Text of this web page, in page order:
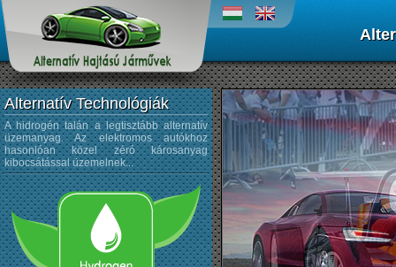
Alternatív Technológiák
A hidrogén talán a legtisztább alternatív
üzemanyag. Az elektromos autókhoz
hasonlóan közel zéró károsanyag
kibocsátással üzemelnek...
A napenergiát az
kezdték alkalmazni, és az
sem újdonság a napelemek